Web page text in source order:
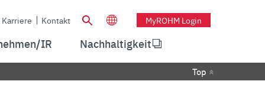
Karriere Kontakt MyROHM Login
IR Nachhaltigkeit
Top